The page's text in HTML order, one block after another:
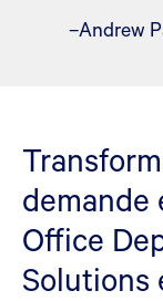
–Andrew
demande
Office
Solutions